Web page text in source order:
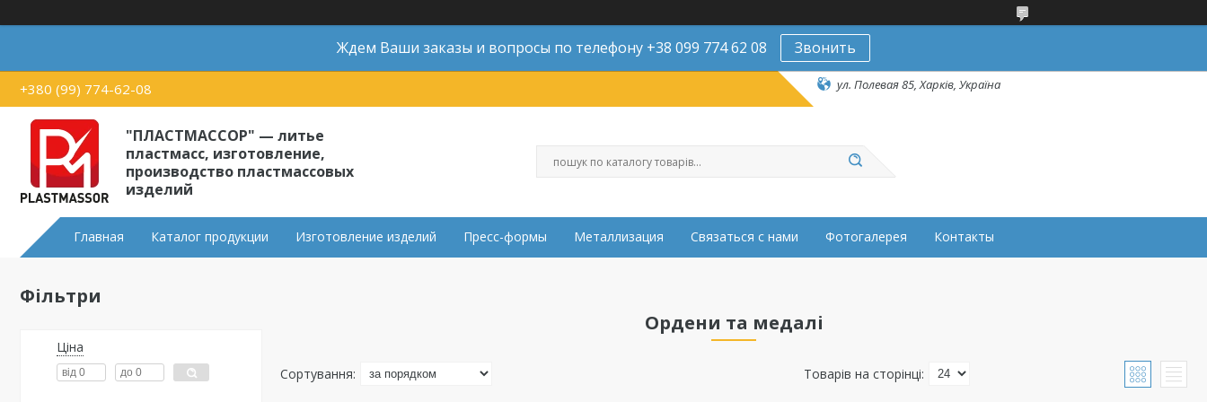
Ждем Ваши заказы и вопросы по телефону +38 099 774 62 08 Звонить
+380 (99) 774-62-08 ул. Полевая 85, Харків, Україна
"ПЛАСТМАССОР" — литье
пластмасс, изготовление,
производство пластмассовых
изделий
Главная Каталог продукции Изготовление изделий Пресс-формы Металлизация Связаться с нами Фотогалерея Контакты
Фільтри
Ціна
Ордени та медалі